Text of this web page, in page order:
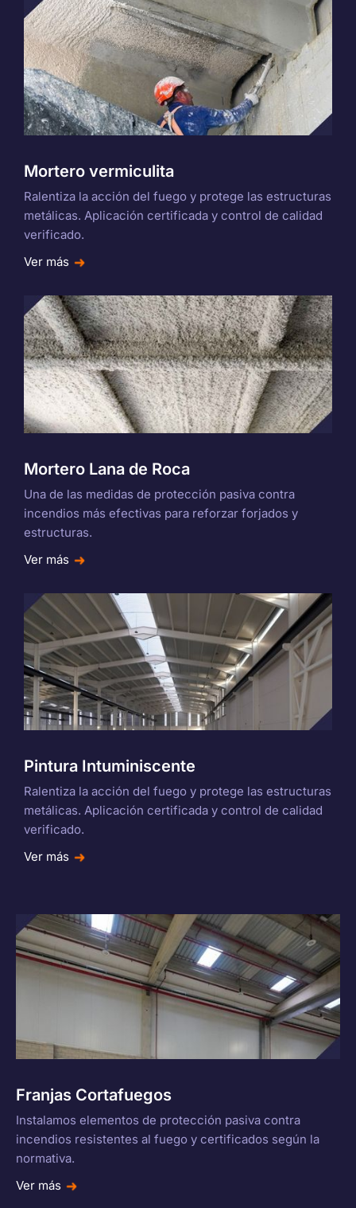
Mortero vermiculita
Ralentiza la acción del fuego y protege las estructuras
metálicas. Aplicación certificada y control de calidad
verificado.
Ver más
Mortero Lana de Roca
Una de las medidas de protección pasiva contra
incendios más efectivas para reforzar forjados y
estructuras.
Ver más
Pintura Intuminiscente
Ralentiza la acción del fuego y protege las estructuras
metálicas. Aplicación certificada y control de calidad
verificado.
Ver más
Franjas Cortafuegos
Instalamos elementos de protección pasiva contra
incendios resistentes al fuego y certificados según la
normativa.
Ver más